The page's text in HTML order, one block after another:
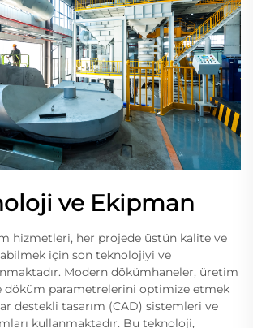
ve Ekipman
hizmetleri, her projede üstün kalite ve
için son teknolojiyi ve
Modern dökümhaneler, üretim
döküm parametrelerini optimize etmek
destekli tasarım (CAD) sistemleri ve
kullanmaktadır. Bu teknoloji,